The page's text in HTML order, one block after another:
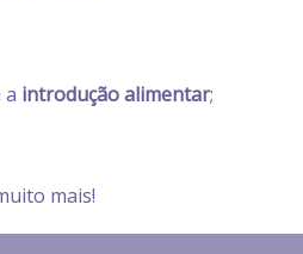
a introdução alimentar;
mais!